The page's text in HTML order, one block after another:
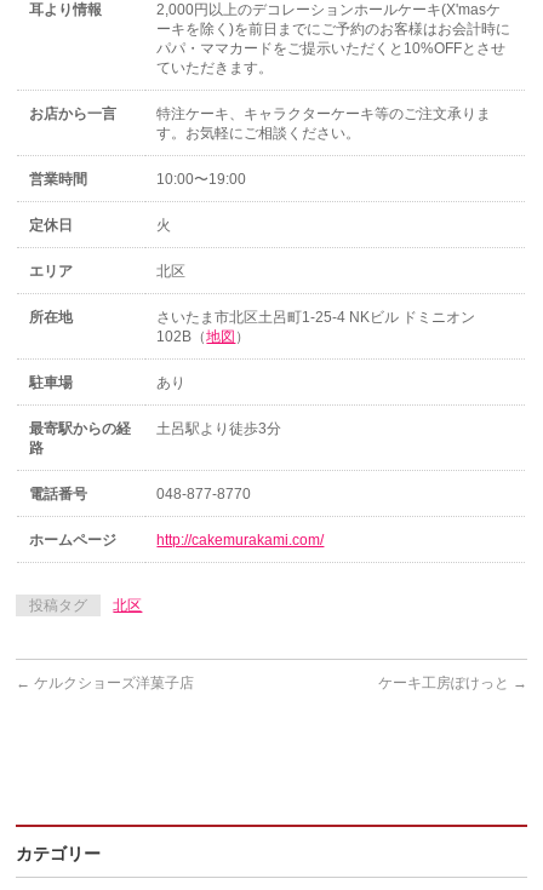
耳より情報
2,000円以上のデコレーションホールケーキ(X'masケ
ーキを除く)を前日までにご予約のお客様はお会計時に
パパ・ママカードをご提示いただくと10%OFFとさせ
ていただきます。
お店から一言
特注ケーキ、キャラクターケーキ等のご注文承りま
す。お気軽にご相談ください。
営業時間 10:00〜19:00
定休日 火
エリア 北区
所在地
さいたま市北区土呂町1-25-4 NKビル ドミニオン
102B（地図 ）
駐車場 あり
最寄駅からの経
路
土呂駅より徒歩3分
電話番号 048-877-8770
ホームページ http://cakemurakami.com/
投稿タグ 北区
← ケルクショーズ洋菓子店 ケーキ工房ぽけっと →
カテゴリー